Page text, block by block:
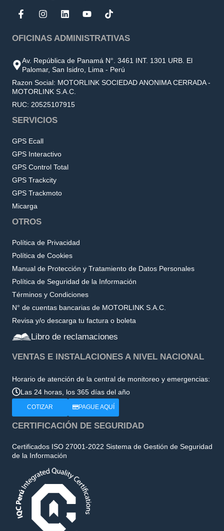
OFICINAS ADMINISTRATIVAS
Av. República de Panamá N°. 3461 INT. 1301 URB. El
Palomar, San Isidro, Lima - Perú
Razon Social: MOTORLINK SOCIEDAD ANONIMA CERRADA -
MOTORLINK S.A.C.
RUC: 20525107915
SERVICIOS
GPS Ecall
GPS Interactivo
GPS Control Total
GPS Trackcity
GPS Trackmoto
Micarga
OTROS
Política de Privacidad
Política de Cookies
Manual de Protección y Tratamiento de Datos Personales
Política de Seguridad de la Información
Términos y Condiciones
N° de cuentas bancarias de MOTORLINK S.A.C.
Revisa y/o descarga tu factura o boleta
Libro de reclamaciones
VENTAS E INSTALACIONES A NIVEL NACIONAL
Horario de atención de la central de monitoreo y emergencias:
Las 24 horas, los 365 días del año
COTIZAR PAGUE AQUÍ
CERTIFICACIÓN DE SEGURIDAD
Certificados ISO 27001-2022 Sistema de Gestión de Seguridad
de la Información